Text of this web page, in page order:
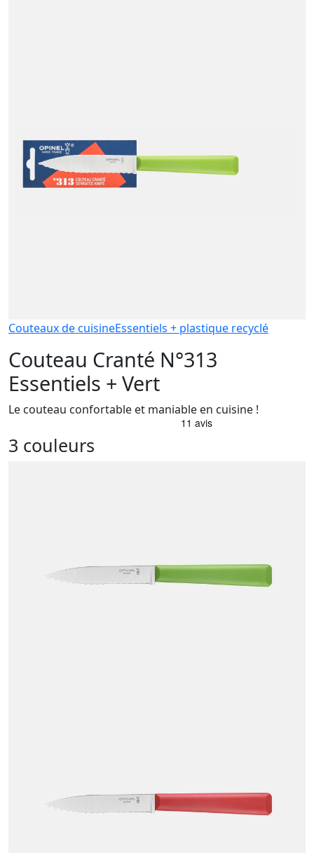
Couteaux de cuisineEssentiels + plastique recyclé
Couteau Cranté N°313
Essentiels + Vert
Le couteau confortable et maniable en cuisine !
3 couleurs